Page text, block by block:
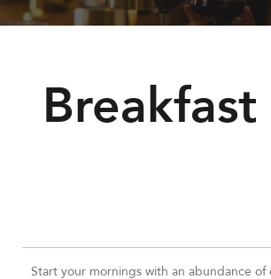
Start your mornings with an abundance